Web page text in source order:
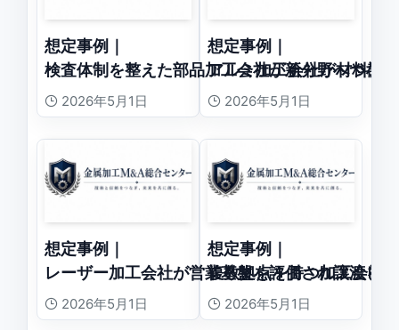
想定事例｜
検査体制を整えた部品加工会社が新分野へつな
2026年5月1日
想定事例｜
アルミ加工会社が材料調
2026年5月1日
想定事例｜
レーザー加工会社が営業基盤を評価され譲渡し
2026年5月1日
想定事例｜
複数拠点を持つ加工会社
2026年5月1日